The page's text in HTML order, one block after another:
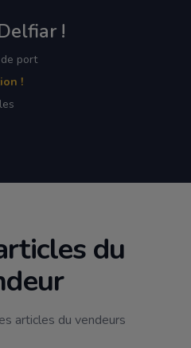
!
port
!
du
articles du vendeurs